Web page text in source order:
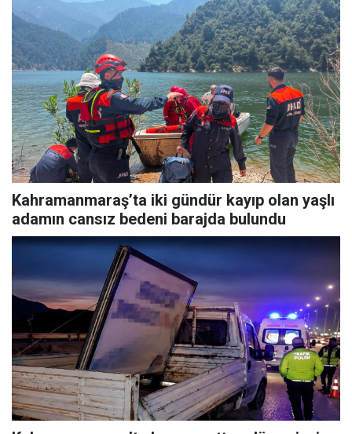
Kahramanmaraş’ta iki gündür kayıp olan yaşlı
adamın cansız bedeni barajda bulundu